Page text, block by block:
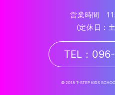
営業時間
(定休日：
TEL：
© 2018 T-STEP KIDS